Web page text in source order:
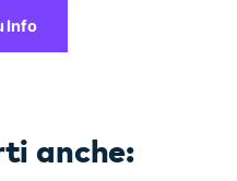
Info
anche: